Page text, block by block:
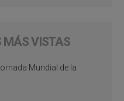
MÁS VISTAS
Mundial de la